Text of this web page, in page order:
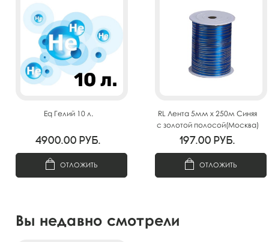
Eq Гелий 10 л.
4900.00 руб.
ОТЛОЖИТЬ
RL Лента 5мм x 250м Синяя
с золотой полосой(Москва)
А0536
197.00 руб.
ОТЛОЖИТЬ
Вы недавно смотрели